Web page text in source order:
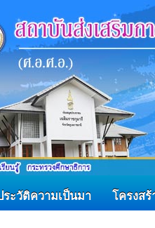
ระวัติความเป็นมา โครงสร้